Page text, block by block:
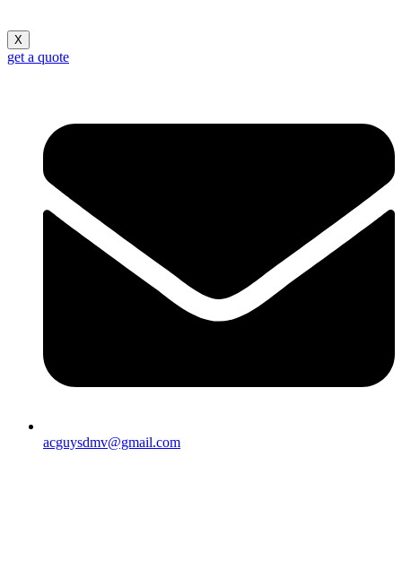
X
get a quote
acguysdmv@gmail.com